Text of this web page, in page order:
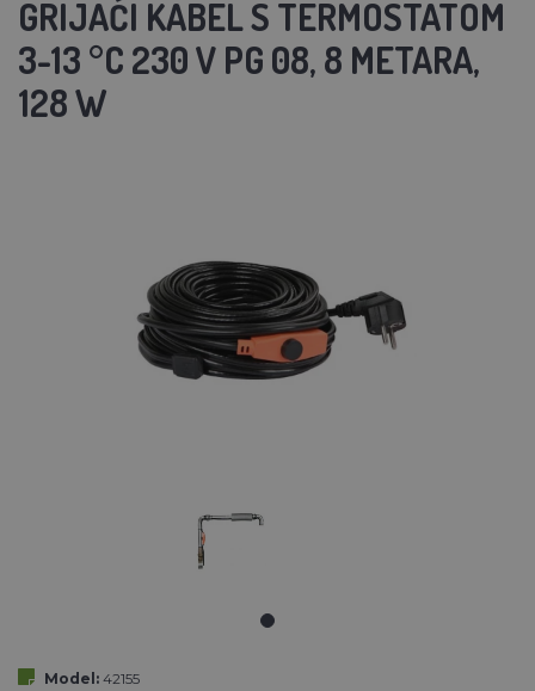
GRIJAĆI KABEL S TERMOSTATOM
3-13 °C 230 V PG 08, 8 METARA,
128 W
Model: 42155